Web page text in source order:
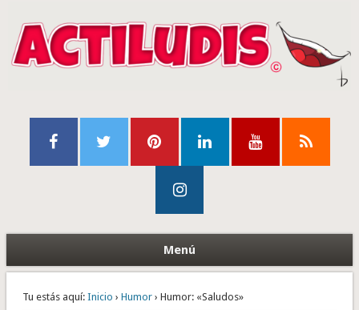
Menú
Tu estás aquí: Inicio › Humor› Humor: «Saludos»